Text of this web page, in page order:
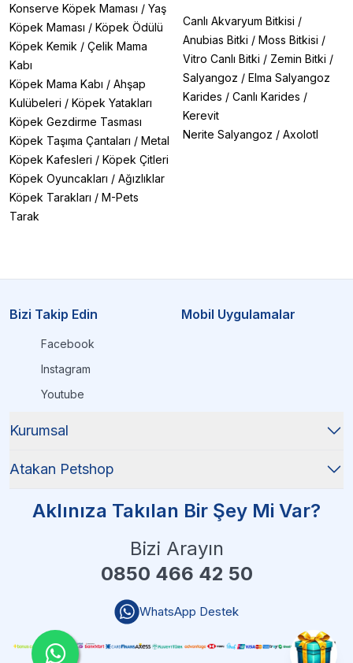
Konserve Köpek Maması / Yaş
Köpek Maması / Köpek Ödülü
Köpek Kemik / Çelik Mama
Kabı
Köpek Mama Kabı / Ahşap
Kulübeleri / Köpek Yatakları
Köpek Gezdirme Tasması
Köpek Taşıma Çantaları / Metal
Köpek Kafesleri / Köpek Çitleri
Köpek Oyuncakları / Ağızlıklar
Köpek Tarakları / M-Pets
Tarak
Canlı Akvaryum Bitkisi /
Anubias Bitki / Moss Bitkisi /
Vitro Canlı Bitki / Zemin Bitki /
Salyangoz / Elma Salyangoz
Karides / Canlı Karides /
Kerevit
Nerite Salyangoz / Axolotl
Bizi Takip Edin
Facebook
Instagram
Youtube
Mobil Uygulamalar
Kurumsal
Atakan Petshop
Aklınıza Takılan Bir Şey Mi Var?
Bizi Arayın
0850 466 42 50
WhatsApp Destek